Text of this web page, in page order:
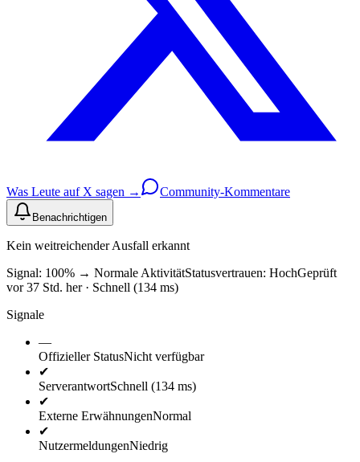
Was Leute auf X sagen → Community-Kommentare
Benachrichtigen
Kein weitreichender Ausfall erkannt
Signal: 100% → Normale AktivitätStatusvertrauen: HochGeprüft
vor 37 Std. her · Schnell (134 ms)
Signale
—
Offizieller StatusNicht verfügbar
✔
ServerantwortSchnell (134 ms)
✔
Externe ErwähnungenNormal
✔
NutzermeldungenNiedrig